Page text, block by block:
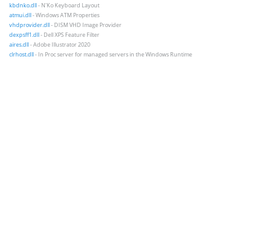
kbdnko.dll- N'Ko Keyboard Layout
atmui.dll- Windows ATM Properties
vhdprovider.dll- DISM VHD Image Provider
dexpsff1.dll- Dell XPS Feature Filter
aires.dll- Adobe Illustrator 2020
clrhost.dll- In Proc server for managed servers in the Windows Runtime